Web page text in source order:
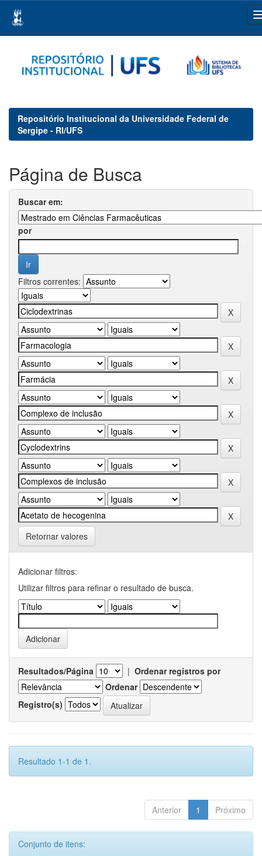
navigation
Repositório Institucional da Universidade Federal de
Sergipe - RI/UFS
Página de Busca
Buscar em:
por
Filtros correntes:
Retornar valores
Adicionar filtros:
Utilizar filtros para refinar o resultado de busca.
Resultados/Página | Ordenar registros por
Ordenar
Registro(s)
Resultado 1-1 de 1.
Anterior 1 Próximo
Conjunto de itens: